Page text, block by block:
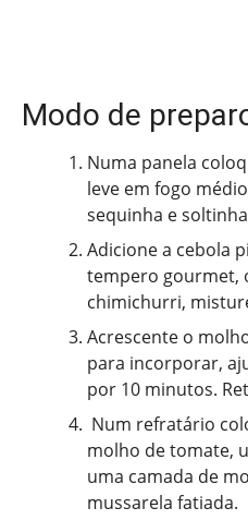
Modo de
Numa panela
leve em fogo
sequinha e
Adicione a cebola
tempero gourmet,
chimichurri,
Acrescente o
para incorporar,
por 10 minutos.
Num refratário
molho de tomate,
uma camada de
mussarela fatiada.